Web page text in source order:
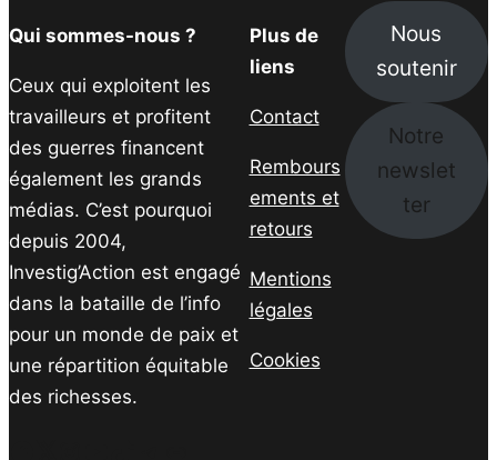
Qui sommes-nous ?
Ceux qui exploitent les
travailleurs et profitent
des guerres financent
également les grands
médias. C’est pourquoi
depuis 2004,
Investig’Action est engagé
dans la bataille de l’info
pour un monde de paix et
une répartition équitable
des richesses.
Plus de
liens
Contact
Rembours
ements et
retours
Mentions
légales
Cookies
Nous
soutenir
Notre
newslet
ter